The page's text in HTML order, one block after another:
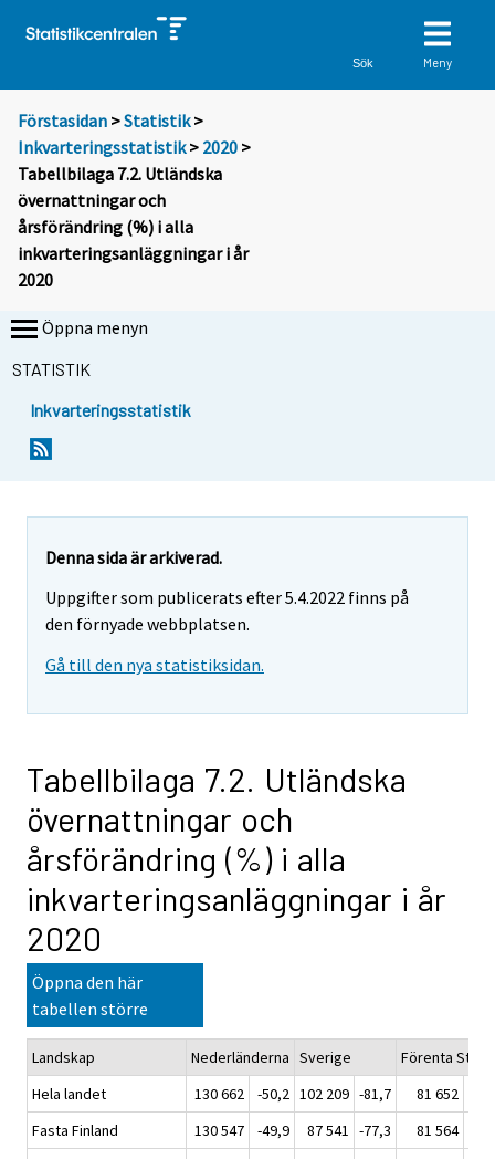
Sök Meny
Förstasidan >Statistik >
Inkvarteringsstatistik> 2020 >
Tabellbilaga 7.2. Utländska
övernattningar och
årsförändring (%) i alla
inkvarteringsanläggningar i år
2020
Öppna menyn
STATISTIK
Inkvarteringsstatistik
Denna sida är arkiverad.
Uppgifter som publicerats efter 5.4.2022 finns på
den förnyade webbplatsen.
Gå till den nya statistiksidan.
Tabellbilaga 7.2. Utländska
övernattningar och
årsförändring (%) i alla
inkvarteringsanläggningar i år
2020
Öppna den här
tabellen större
Landskap Nederländerna Sverige
Förenta
Hela landet
130 662 -50,2 102 209 -81,7 81 652
Fasta Finland
130 547 -49,9 87 541 -77,3 81 564